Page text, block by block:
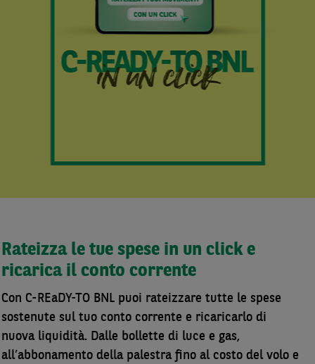
Rateizza le tue spese in un click e
ricarica il conto corrente
Con C-REaDY-TO BNL puoi rateizzare tutte le spese
sostenute sul tuo conto corrente e ricaricarlo di
nuova liquidità. Dalle bollette di luce e gas,
all’abbonamento della palestra fino al costo del volo e